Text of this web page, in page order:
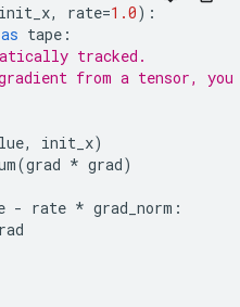
init_x, rate=1.0):
as tape :
tracked.
from a tensor,
, init_x)
(grad * grad)
- rate * grad_norm :